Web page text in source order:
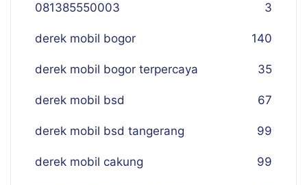
081385550003 3
derek mobil bogor 140
derek mobil bogor terpercaya 35
derek mobil bsd 67
derek mobil bsd tangerang 99
derek mobil cakung 99